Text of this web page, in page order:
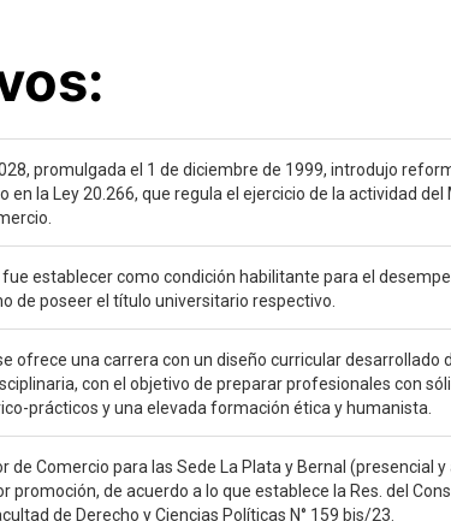
promulgada el 1 de diciembre de 1999, introdujo
en la Ley 20.266, que regula el ejercicio de la actividad del
fue establecer como condición habilitante para el
de poseer el título universitario respectivo.
ofrece una carrera con un diseño curricular desarrollado
con el objetivo de preparar profesionales con
prácticos y una elevada formación ética y humanista.
de Comercio para las Sede La Plata y Bernal (presencial
promoción, de acuerdo a lo que establece la Res. del
de Derecho y Ciencias Políticas N° 159 bis/23.